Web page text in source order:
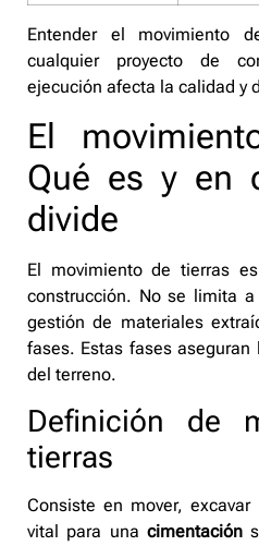
Entender el movimiento
cualquier proyecto de
ejecución afecta la calidad y
El
Qué es y en
divide
El movimiento de tierras
construcción. No se limita
gestión de materiales
fases. Estas fases
del terreno.
Definición de
tierras
Consiste en mover,
vital para una cimentación